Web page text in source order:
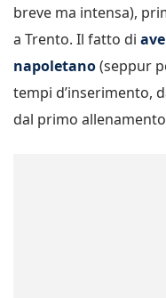
breve ma intensa),
a Trento. Il fatto di
napoletano(seppur
tempi d’inserimento,
dal primo